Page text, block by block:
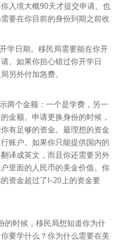
入境大概90天才提交申请。也
要在你目前的身份到期之前收
学日期。移民局需要能在你开
。如果你担心错过你开学日
另外付加急费。
两个金额：一个是学费，另一
金额。申请更换身份的时候，
有足够的资金。最理想的资金
账户。如果你只能提供国内的
译成英文，而且你还需要另外
里面的人民币的美金价值。你
资金超过了I-20上的资金要
的时候，移民局想知道你为什
要学什么？你为什么需要在美